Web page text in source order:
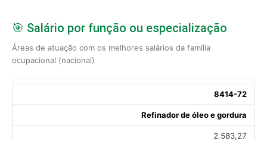
🎯 Salário por função ou especialização
Áreas de atuação com os melhores salários da família
ocupacional (nacional)
8414-72
Refinador de óleo e gordura
2.583,27